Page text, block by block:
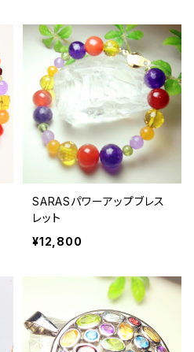
SARASパワーアップブレス
レット
¥12,800